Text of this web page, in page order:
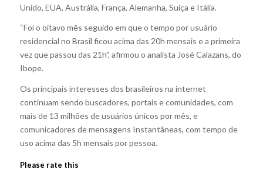
Unido, EUA, Austrália, França, Alemanha, Suíça e Itália.
“Foi o oitavo mês seguido em que o tempo por usuário
residencial no Brasil ficou acima das 20h mensais e a primeira
vez que passou das 21h”, afirmou o analista José Calazans, do
Ibope.
Os principais interesses dos brasileiros na internet
continuam sendo buscadores, portais e comunidades, com
mais de 13 milhões de usuários únicos por mês, e
comunicadores de mensagens Instantâneas, com tempo de
uso acima das 5h mensais por pessoa.
Please rate this